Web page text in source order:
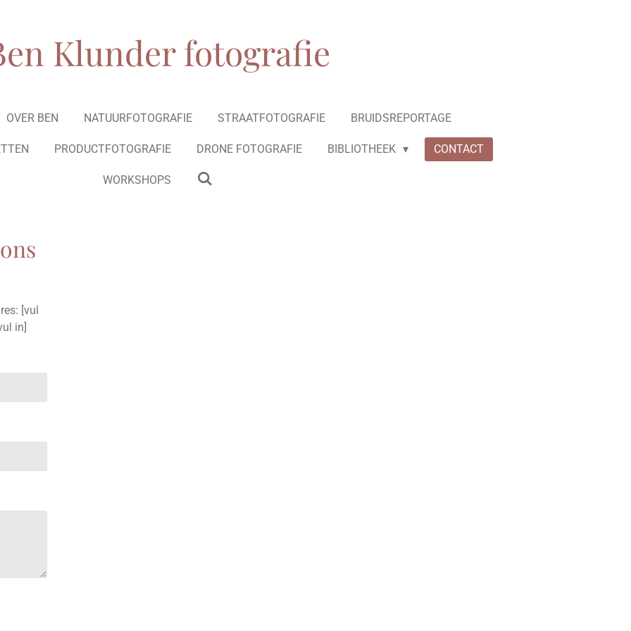
Klunder fotografie
OVER BEN NATUURFOTOGRAFIE STRAATFOTOGRAFIE BRUIDSREPORTAGE
PRODUCTFOTOGRAFIE DRONE FOTOGRAFIE BIBLIOTHEEK CONTACT
WORKSHOPS
[vul
in]